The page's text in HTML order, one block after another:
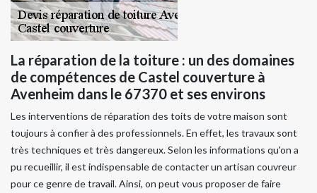
La réparation de la toiture : un des domaines
de compétences de Castel couverture à
Avenheim dans le 67370 et ses environs
Les interventions de réparation des toits de votre maison sont
toujours à confier à des professionnels. En effet, les travaux sont
très techniques et très dangereux. Selon les informations qu'on a
pu recueillir, il est indispensable de contacter un artisan couvreur
pour ce genre de travail. Ainsi, on peut vous proposer de faire